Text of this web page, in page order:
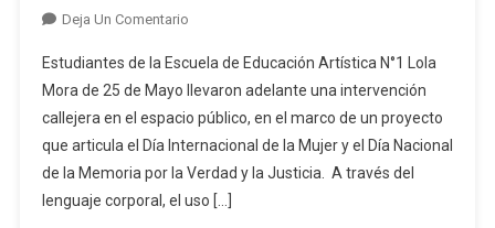
Deja Un ComentarioEn
De
Memoria
Y
Lucha:
Cuerpos
Que
Estudiantes de la Escuela de Educación Artística N°1 Lola
Mora de 25 de Mayo llevaron adelante una intervención
callejera en el espacio público, en el marco de un proyecto
que articula el Día Internacional de la Mujer y el Día Nacional
de la Memoria por la Verdad y la Justicia. A través del
lenguaje corporal, el uso […]